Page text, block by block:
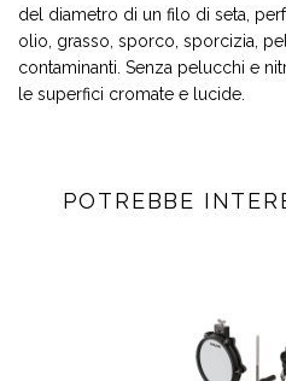
del diametro di un filo di seta,
olio, grasso, sporco, sporcizia,
contaminanti. Senza pelucchi e
le superfici cromate e lucide.
POTREBBE